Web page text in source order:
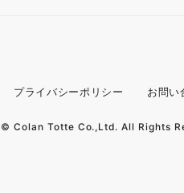
プライバシーポリシー お問い
Colan Totte Co.,Ltd. All Rights